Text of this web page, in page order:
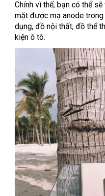
Chính vì thế, bạn có thể
mặt được mạ anode
dụng, đồ nội thất, đồ thể
kiện ô tô.